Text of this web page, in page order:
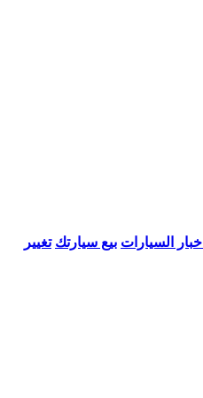
اخبار السيارات بيع سيارتك تغيير